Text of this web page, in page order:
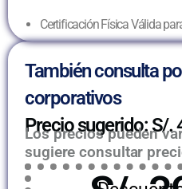
Certificación Física Válida
También consulta
corporativos
Precio sugerido: S/.
Los precios pueden
sugiere consultar